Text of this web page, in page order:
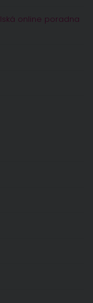
online poradna